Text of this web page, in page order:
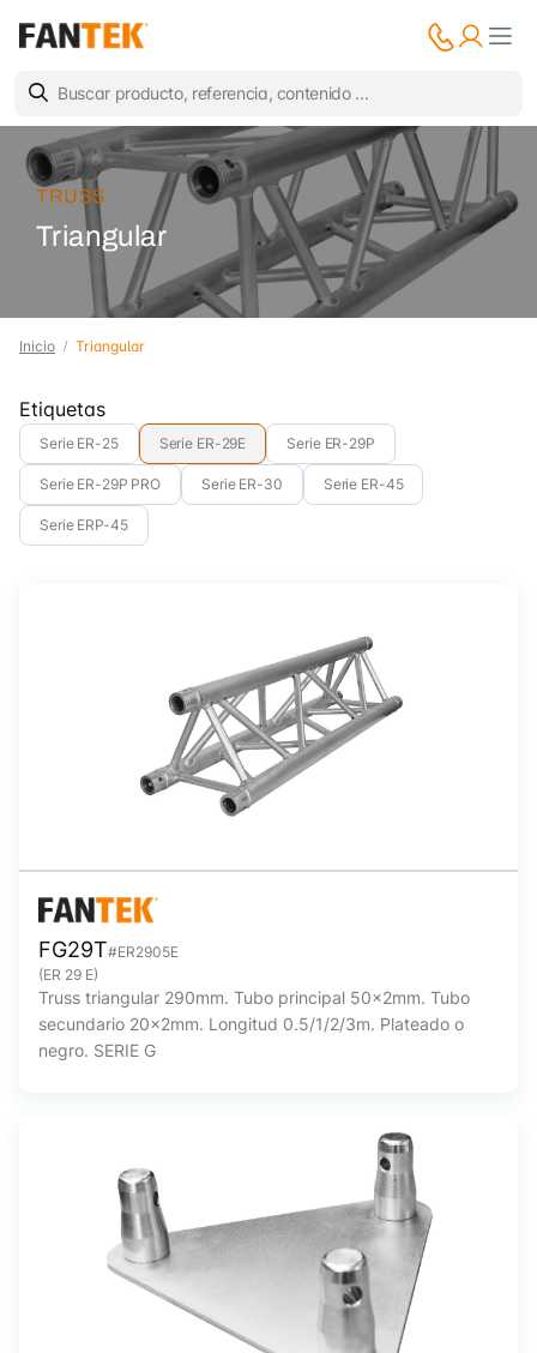
TRUSS
Triangular
Inicio Triangular
Etiquetas
Serie ER-25 Serie ER-29E Serie ER-29P
Serie ER-29P PRO Serie ER-30 Serie ER-45
Serie ERP-45
FG29T#ER2905E
(ER 29 E)
Truss triangular 290mm. Tubo principal 50x2mm. Tubo
secundario 20x2mm. Longitud 0.5/1/2/3m. Plateado o
negro. SERIE G